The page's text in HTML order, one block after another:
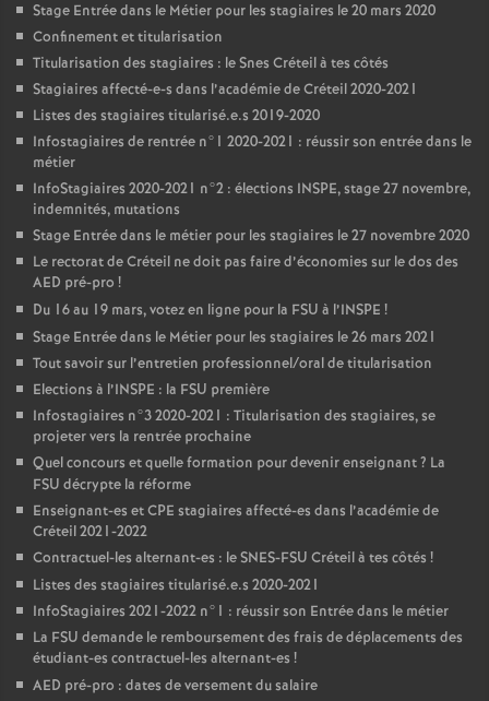
Stage Entrée dans le Métier pour les stagiaires le 20 mars 2020
Confinement et titularisation
Titularisation des stagiaires : le Snes Créteil à tes côtés
Stagiaires affecté-e-s dans l’académie de Créteil 2020-2021
Listes des stagiaires titularisé.e.s 2019-2020
Infostagiaires de rentrée n°1 2020-2021 : réussir son entrée dans le
métier
InfoStagiaires 2020-2021 n°2 : élections INSPE, stage 27 novembre,
indemnités, mutations
Stage Entrée dans le métier pour les stagiaires le 27 novembre 2020
Le rectorat de Créteil ne doit pas faire d’économies sur le dos des
AED pré-pro !
Du 16 au 19 mars, votez en ligne pour la FSU à l’INSPE !
Stage Entrée dans le Métier pour les stagiaires le 26 mars 2021
Tout savoir sur l’entretien professionnel/oral de titularisation
Elections à l’INSPE : la FSU première
Infostagiaires n°3 2020-2021 : Titularisation des stagiaires, se
projeter vers la rentrée prochaine
Quel concours et quelle formation pour devenir enseignant? La
FSU décrypte la réforme
Enseignant-es etCPE stagiaires affecté-es dans l’académie de
Créteil 2021-2022
Contractuel-les alternant-es : leSNES-FSU Créteil à tes côtés !
Listes des stagiaires titularisé.e.s 2020-2021
InfoStagiaires 2021-2022 n°1 : réussir son Entrée dans le métier
La FSU demande le remboursement des frais de déplacements des
étudiant-es contractuel-les alternant-es !
AED pré-pro : dates de versement du salaire